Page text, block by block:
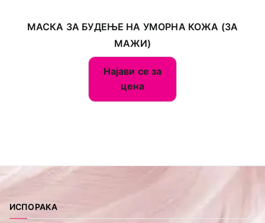
МАСКА ЗА БУДЕЊЕ НА УМОРНА КОЖА (ЗА
МАЖИ)
Најави се за
цена
ИСПОРАКА